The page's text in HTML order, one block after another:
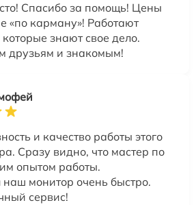
Спасибо за помощь! Цены
«по карману»! Работают
знают свое дело.
друзьям и знакомым!
и качество работы этого
Сразу видно, что мастер по
опытом работы.
монитор очень быстро.
сервис!